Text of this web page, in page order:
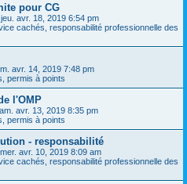
pour CG
jeu. avr. 18, 2019 6:54 pm
cachés, responsabilité professionnelle des
avr. 14, 2019 7:48 pm
permis à points
l'OMP
avr. 13, 2019 8:35 pm
permis à points
- responsabilité
mer. avr. 10, 2019 8:09 am
cachés, responsabilité professionnelle des